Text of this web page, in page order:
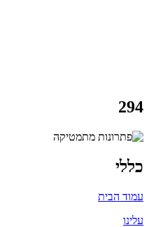
294
כללי
עמוד הבית
עלינו